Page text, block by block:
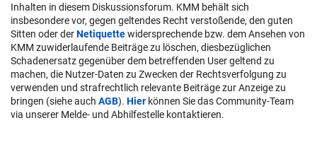
Inhalten in diesem Diskussionsforum. KMM behält sich
insbesondere vor, gegen geltendes Recht verstoßende, den guten
Sitten oder derNetiquettewidersprechende bzw. dem Ansehen von
KMM zuwiderlaufende Beiträge zu löschen, diesbezüglichen
Schadenersatz gegenüber dem betreffenden User geltend zu
machen, die Nutzer-Daten zu Zwecken der Rechtsverfolgung zu
verwenden und strafrechtlich relevante Beiträge zur Anzeige zu
bringen (siehe auch AGB). Hier können Sie das Community-Team
via unserer Melde- und Abhilfestelle kontaktieren.